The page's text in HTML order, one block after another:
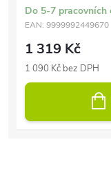
Do 5-7 pracovních
EAN: 9999992449670
1 319 Kč
1 090 Kč bez DPH